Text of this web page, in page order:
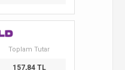
Toplam Tutar
157,84 TL